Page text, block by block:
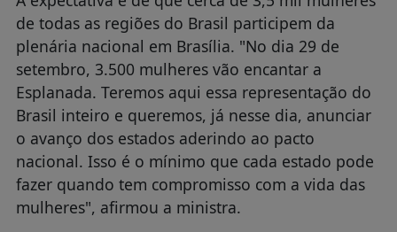
de todas as regiões do Brasil participem da
plenária nacional em Brasília. "No dia 29 de
setembro, 3.500 mulheres vão encantar a
Esplanada. Teremos aqui essa representação do
Brasil inteiro e queremos, já nesse dia, anunciar
o avanço dos estados aderindo ao pacto
nacional. Isso é o mínimo que cada estado pode
fazer quando tem compromisso com a vida das
mulheres", afirmou a ministra.